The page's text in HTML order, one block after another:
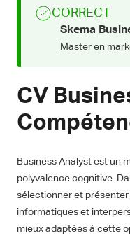
CORRECT
Skema
Master en
CV
Business Analyst est un
polyvalence cognitive.
sélectionner et
informatiques et
mieux adaptées à cette